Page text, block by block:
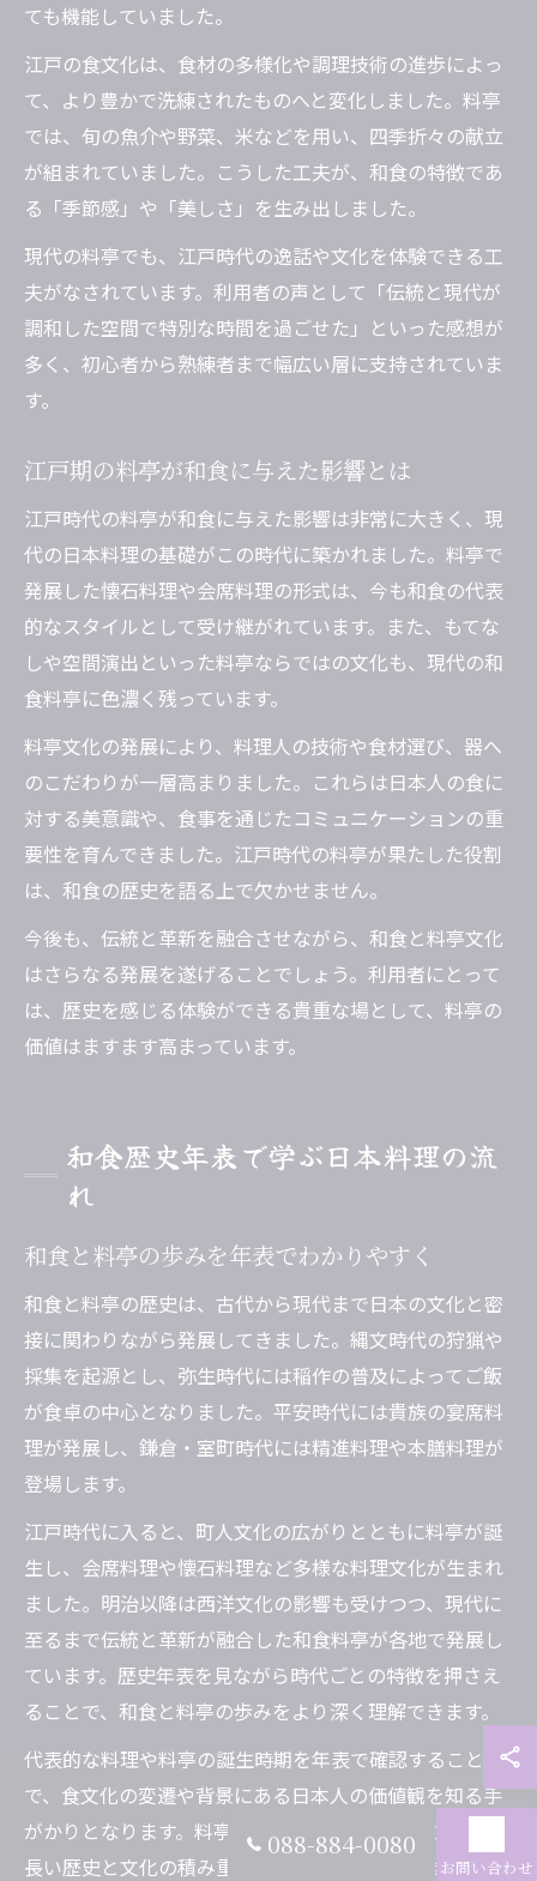
ても機能していました。
江戸の食文化は、食材の多様化や調理技術の進歩によっ
て、より豊かで洗練されたものへと変化しました。料亭
では、旬の魚介や野菜、米などを用い、四季折々の献立
が組まれていました。こうした工夫が、和食の特徴であ
る「季節感」や「美しさ」を生み出しました。
現代の料亭でも、江戸時代の逸話や文化を体験できる工
夫がなされています。利用者の声として「伝統と現代が
調和した空間で特別な時間を過ごせた」といった感想が
多く、初心者から熟練者まで幅広い層に支持されていま
す。
江戸期の料亭が和食に与えた影響とは
江戸時代の料亭が和食に与えた影響は非常に大きく、現
代の日本料理の基礎がこの時代に築かれました。料亭で
発展した懐石料理や会席料理の形式は、今も和食の代表
的なスタイルとして受け継がれています。また、もてな
しや空間演出といった料亭ならではの文化も、現代の和
食料亭に色濃く残っています。
料亭文化の発展により、料理人の技術や食材選び、器へ
のこだわりが一層高まりました。これらは日本人の食に
対する美意識や、食事を通じたコミュニケーションの重
要性を育んできました。江戸時代の料亭が果たした役割
は、和食の歴史を語る上で欠かせません。
今後も、伝統と革新を融合させながら、和食と料亭文化
はさらなる発展を遂げることでしょう。利用者にとって
は、歴史を感じる体験ができる貴重な場として、料亭の
価値はますます高まっています。
和食歴史年表で学ぶ日本料理の流
れ
和食と料亭の歩みを年表でわかりやすく
和食と料亭の歴史は、古代から現代まで日本の文化と密
接に関わりながら発展してきました。縄文時代の狩猟や
採集を起源とし、弥生時代には稲作の普及によってご飯
が食卓の中心となりました。平安時代には貴族の宴席料
理が発展し、鎌倉・室町時代には精進料理や本膳料理が
登場します。
江戸時代に入ると、町人文化の広がりとともに料亭が誕
生し、会席料理や懐石料理など多様な料理文化が生まれ
ました。明治以降は西洋文化の影響も受けつつ、現代に
至るまで伝統と革新が融合した和食料亭が各地で発展し
ています。歴史年表を見ながら時代ごとの特徴を押さえ
ることで、和食と料亭の歩みをより深く理解できます。
代表的な料理や料亭の誕生時期を年表で確認すること
で、食文化の変遷や背景にある日本人の価値観を知る手
がかりとなります。料亭で提供される料理は、こうした
長い歴史と文化の積み重ねを体現しているのです。
088-884-0080
お問い合わせ